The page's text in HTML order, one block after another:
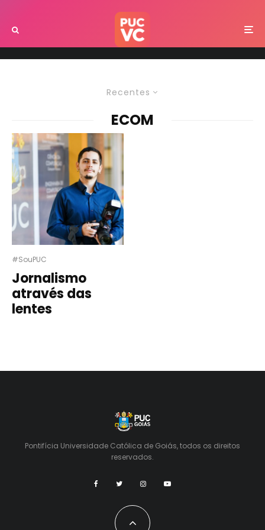
Recentes
ECOM
#SouPUC
Jornalismo
através das
lentes
Pontifícia Universidade Católica de Goiás, todos os direitos
reservados.